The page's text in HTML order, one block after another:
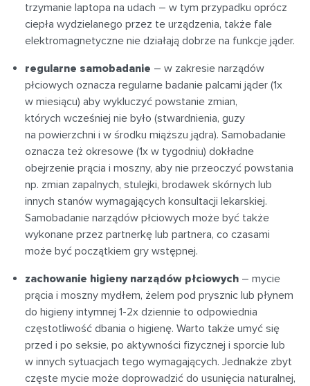
trzymanie laptopa na udach – w tym przypadku oprócz
ciepła wydzielanego przez te urządzenia, także fale
elektromagnetyczne nie działają dobrze na funkcje jąder.
regularne samobadanie – w zakresie narządów
płciowych oznacza regularne badanie palcami jąder (1x
w miesiącu) aby wykluczyć powstanie zmian,
których wcześniej nie było (stwardnienia, guzy
na powierzchni i w środku miąższu jądra). Samobadanie
oznacza też okresowe (1x w tygodniu) dokładne
obejrzenie prącia i moszny, aby nie przeoczyć powstania
np. zmian zapalnych, stulejki, brodawek skórnych lub
innych stanów wymagających konsultacji lekarskiej.
Samobadanie narządów płciowych może być także
wykonane przez partnerkę lub partnera, co czasami
może być początkiem gry wstępnej.
zachowanie higieny narządów płciowych – mycie
prącia i moszny mydłem, żelem pod prysznic lub płynem
do higieny intymnej 1-2x dziennie to odpowiednia
częstotliwość dbania o higienę. Warto także umyć się
przed i po seksie, po aktywności fizycznej i sporcie lub
w innych sytuacjach tego wymagających. Jednakże zbyt
częste mycie może doprowadzić do usunięcia naturalnej,